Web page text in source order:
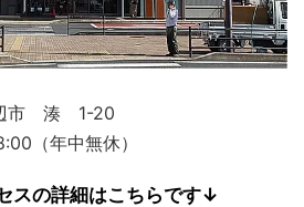
市 湊 1-20
（年中無休）
スの詳細はこちらです↓